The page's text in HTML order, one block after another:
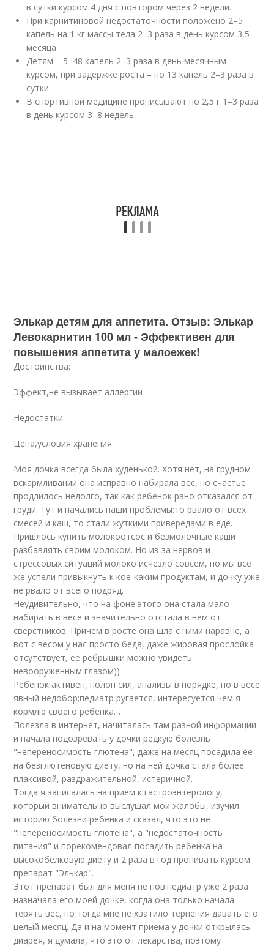
в сутки курсом 4 дня с повтором через 2 недели.
При карнитиновой недостаточности положено 2–5
капель на 1 кг массы тела 2–3 раза в день курсом 3,5
месяца.
Детям – 5–48 капель 2–3 раза в день месячным
курсом, при задержке роста – по 13 капель 2–3 раза в
сутки.
В спортивной медицине прописывают по 2,5 г 1–3 раза
в день курсом 3–8 недель.
Элькар детям для аппетита. Отзыв: Элькар
Левокарнитин 100 мл - Эффективен для
повышения аппетита у малоежек!
Достоинства:
Эффект,не вызывает аллергии
Недостатки:
Цена,условия хранения
Моя дочка всегда была худенькой. Хотя нет, на грудном
вскармливании она исправно набирала вес, но счастье
продлилось недолго, так как ребенок рано отказался от
груди. Тут и начались наши проблемы:то рвало от всех
смесей и каш, то стали жуткими привередами в еде.
Пришлось купить молокоотсос и безмолочные каши
разбавлять своим молоком. Но из-за нервов и
стрессовых ситуаций молоко исчезло совсем, но мы все
же успели привыкнуть к кое-каким продуктам, и дочку уже
не рвало от всего подряд.
Неудивительно, что на фоне этого она стала мало
набирать в весе и значительно отстала в нем от
сверстников. Причем в росте она шла с ними наравне, а
вот с весом у нас просто беда, даже жировая прослойка
отсутствует, ее ребрышки можно увидеть
невооруженным глазом))
Ребенок активен, полон сил, анализы в порядке, но в весе
явный недобор;педиатр ругается, интересуется чем я
кормлю своего ребенка…
Полезла в интернет, начиталась там разной информации
и начала подозревать у дочки редкую болезнь
"непереносимость глютена", даже на месяц посадила ее
на безглютеновую диету, но на ней дочка стала более
плаксивой, раздражительной, истеричной.
Тогда я записалась на прием к гастроэнтерологу,
который внимательно выслушал мои жалобы, изучил
историю болезни ребенка и сказал, что это не
"непереносимость глютена", а "недостаточность
питания" и порекомендовал посадить ребенка на
высокобелковую диету и 2 раза в год пропивать курсом
препарат "Элькар".
Этот препарат был для меня не нов:педиатр уже 2 раза
назначала его моей дочке, когда она только начала
терять вес, но тогда мне не хватило терпения давать его
целый месяц. Да и на момент приема у дочки открылась
диарея, я думала, что это от лекарства, поэтому